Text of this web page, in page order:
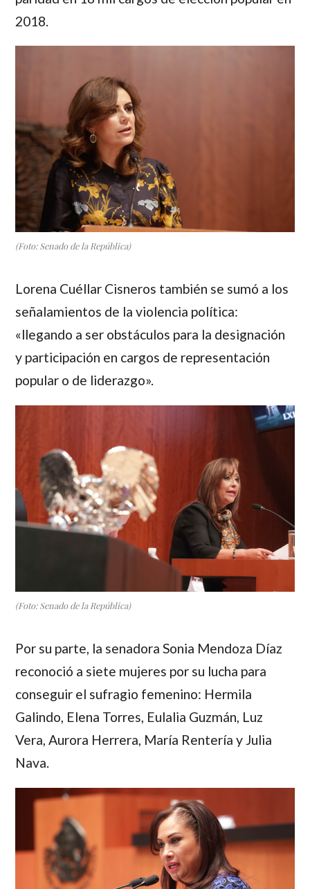
2018.
(Foto: Senado de la República)
Lorena Cuéllar Cisneros también se sumó a los
señalamientos de la violencia política:
«llegando a ser obstáculos para la designación
y participación en cargos de representación
popular o de liderazgo».
(Foto: Senado de la República)
Por su parte, la senadoraSonia Mendoza Díaz
reconoció a siete mujeres por su lucha para
conseguir el sufragio femenino: Hermila
Galindo, Elena Torres, Eulalia Guzmán, Luz
Vera, Aurora Herrera, María Rentería y Julia
Nava.